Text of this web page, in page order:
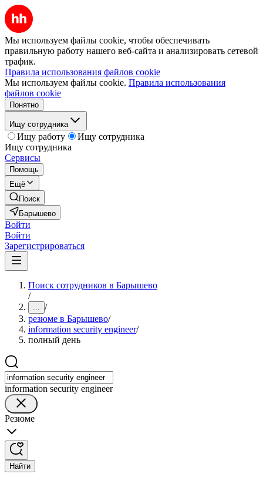
Мы используем файлы cookie, чтобы обеспечивать
правильную работу нашего веб-сайта и анализировать сетевой
трафик.
Правила использования файлов cookie
Мы используем файлы cookie. Правила использования
файлов cookie
Понятно
Ищу сотрудника
Ищу работу
Ищу сотрудника
Ищу сотрудника
Сервисы
Помощь
Ещё
Поиск
Барышево
Войти
Войти
Зарегистрироваться
Поиск сотрудников в Барышево
/
... /
резюме в Барышево/
information security engineer/
полный день
information security engineer
Резюме
Найти